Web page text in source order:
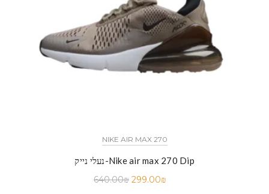
NIKE AIR MAX 270
נעלי נייק-Nike air max 270 Dip
640.00₪ 299.00₪